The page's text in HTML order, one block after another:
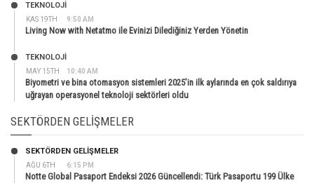
KAS 19TH 9:50 AM
TEKNOLOJİ
Living Now with Netatmo ile Evinizi Dilediğiniz Yerden Yönetin
MAY 15TH 10:40 AM
TEKNOLOJİ
Biyometri ve bina otomasyon sistemleri 2025’in ilk aylarında en çok saldırıya
uğrayan operasyonel teknoloji sektörleri oldu
SEKTÖRDEN GELIŞMELER
AĞU 6TH 6:15 PM
SEKTÖRDEN GELIŞMELER
Notte Global Pasaport Endeksi 2026 Güncellendi: Türk Pasaportu 199 Ülke